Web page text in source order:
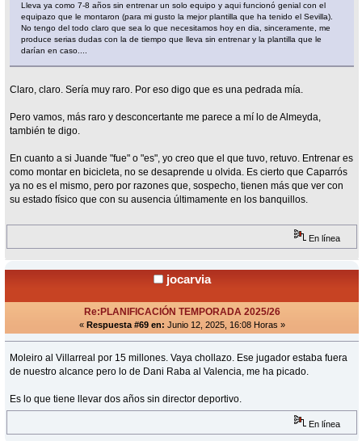
Lleva ya como 7-8 años sin entrenar un solo equipo y aqui funcionó genial con el
equipazo que le montaron (para mi gusto la mejor plantilla que ha tenido el Sevilla).
No tengo del todo claro que sea lo que necesitamos hoy en dia, sinceramente, me
produce serias dudas con la de tiempo que lleva sin entrenar y la plantilla que le
darían en caso....
Claro, claro. Sería muy raro. Por eso digo que es una pedrada mía.
Pero vamos, más raro y desconcertante me parece a mí lo de Almeyda,
también te digo.
En cuanto a si Juande "fue" o "es", yo creo que el que tuvo, retuvo. Entrenar es
como montar en bicicleta, no se desaprende u olvida. Es cierto que Caparrós
ya no es el mismo, pero por razones que, sospecho, tienen más que ver con
su estado físico que con su ausencia últimamente en los banquillos.
En línea
jocarvia
Re:PLANIFICACIÓN TEMPORADA 2025/26
« Respuesta #69 en: Junio 12, 2025, 16:08 Horas »
Moleiro al Villarreal por 15 millones. Vaya chollazo. Ese jugador estaba fuera
de nuestro alcance pero lo de Dani Raba al Valencia, me ha picado.
Es lo que tiene llevar dos años sin director deportivo.
En línea